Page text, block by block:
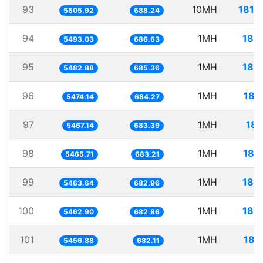
93 5505.92 688.24 10MH
94 5493.03 686.63 1MH
95 5482.88 685.36 1MH
96 5474.14 684.27 1MH
97 5467.14 683.39 1MH
98 5465.71 683.21 1MH
99 5463.64 682.96 1MH
100 5462.90 682.86 1MH
101 5456.88 682.11 1MH